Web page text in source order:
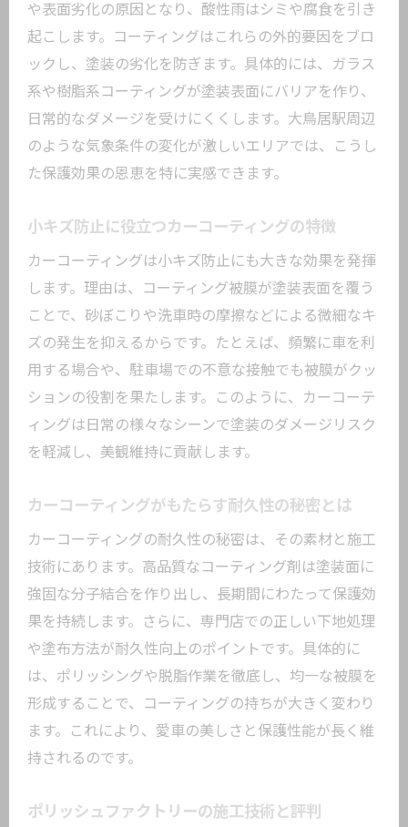
専門店で受けられる独自のサービス内容
大鳥居駅周辺でカーコーティングを選ぶ
価値
や表面劣化の原因となり、酸性雨はシミや腐食を引き
起こします。コーティングはこれらの外的要因をブロ
ックし、塗装の劣化を防ぎます。具体的には、ガラス
系や樹脂系コーティングが塗装表面にバリアを作り、
日常的なダメージを受けにくくします。大鳥居駅周辺
のような気象条件の変化が激しいエリアでは、こうし
た保護効果の恩恵を特に実感できます。
小キズ防止に役立つカーコーティングの特徴
カーコーティングは小キズ防止にも大きな効果を発揮
します。理由は、コーティング被膜が塗装表面を覆う
ことで、砂ぼこりや洗車時の摩擦などによる微細なキ
ズの発生を抑えるからです。たとえば、頻繁に車を利
用する場合や、駐車場での不意な接触でも被膜がクッ
ションの役割を果たします。このように、カーコーテ
ィングは日常の様々なシーンで塗装のダメージリスク
を軽減し、美観維持に貢献します。
カーコーティングがもたらす耐久性の秘密とは
カーコーティングの耐久性の秘密は、その素材と施工
技術にあります。高品質なコーティング剤は塗装面に
強固な分子結合を作り出し、長期間にわたって保護効
果を持続します。さらに、専門店での正しい下地処理
や塗布方法が耐久性向上のポイントです。具体的に
は、ポリッシングや脱脂作業を徹底し、均一な被膜を
形成することで、コーティングの持ちが大きく変わり
ます。これにより、愛車の美しさと保護性能が長く維
持されるのです。
ポリッシュファクトリーの施工技術と評判